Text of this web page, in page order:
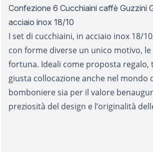
Confezione 6 Cucchiaini caffè Guzzini
acciaio inox 18/10
I set di cucchiaini, in acciaio inox 18/
con forme diverse un unico motivo, le
fortuna. Ideali come proposta regalo,
giusta collocazione anche nel mondo
bomboniere sia per il valore
preziosità del design e l’originalità